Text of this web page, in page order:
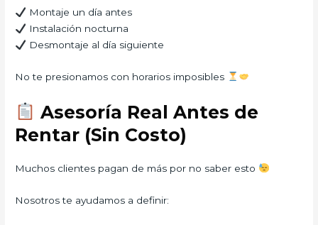
Montaje un día antes
Instalación nocturna
Desmontaje al día siguiente
No te presionamos con horarios imposibles
Asesoría Real Antes de
Rentar (Sin Costo)
Muchos clientes pagan de más por no saber esto
Nosotros te ayudamos a definir: